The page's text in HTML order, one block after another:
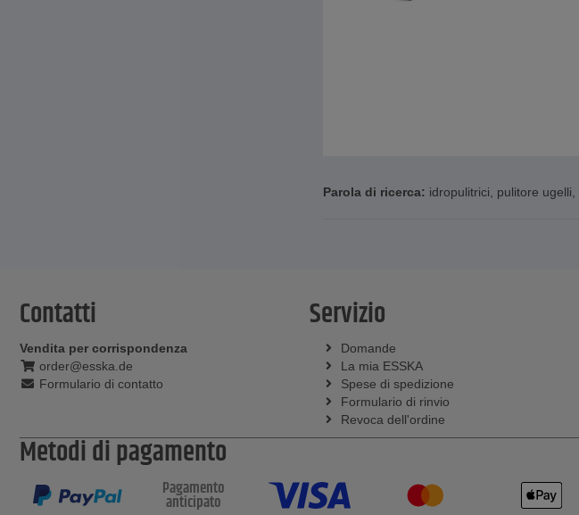
Parola di ricerca: idropulitrici pulitore ugelli
Contatti
Vendita per corrispondenza
order@esska.de
Formulario di contatto
Servizio
Domande
La mia ESSKA
Spese di spedizione
Formulario di rinvio
Revoca dell'ordine
Metodi di pagamento
Pagamento
anticipato